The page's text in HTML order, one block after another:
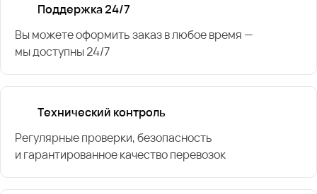
Поддержка 24/7
Вы можете оформить заказ в любое время —
мы доступны 24/7
Технический контроль
Регулярные проверки, безопасность
и гарантированное качество перевозок